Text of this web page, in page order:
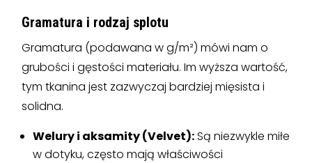
Gramatura i rodzaj splotu
Gramatura (podawana w g/m²) mówi nam o
grubości i gęstości materiału. Im wyższa wartość,
tym tkanina jest zazwyczaj bardziej mięsista i
solidna.
Welury i aksamity (Velvet):Są niezwykle miłe
w dotyku, często mają właściwości